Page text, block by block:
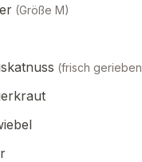
(Größe M)
(frisch gerieben